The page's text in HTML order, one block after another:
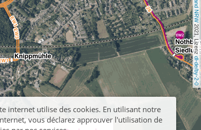
Land NRW
2021, Lizenz
dl-de/by-2-0
internet utilise des cookies. En utilisant notre
vous déclarez approuver l'utilisation de